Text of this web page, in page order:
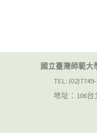
國立臺灣師範大
TEL:
地址：106